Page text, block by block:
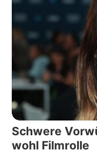
Schwere
wohl Filmrolle